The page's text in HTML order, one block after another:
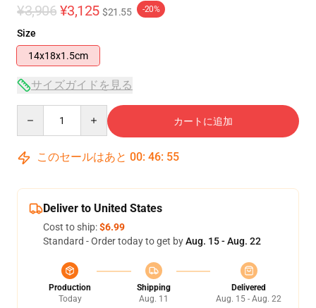
¥3,906 ¥3,125 $21.55 -20%
Size
14x18x1.5cm
サイズガイドを見る
カートに追加
このセールはあと 00: 46: 54
Deliver to United States
Cost to ship:$6.99
Standard - Order today to get byAug. 15 - Aug. 22
Production
Today
Shipping
Aug. 11
Delivered
Aug. 15 - Aug. 22